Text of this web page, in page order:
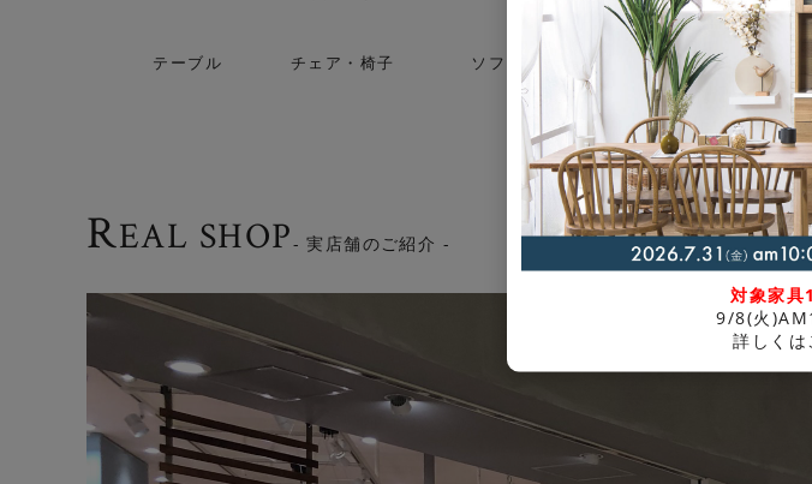
テーブル チェア・椅子 ソファ
食器棚・
キッチン収納
照明・
ラ
REAL SHOP- 実店舗のご紹介 -
対象家具
9/8(火
詳しく